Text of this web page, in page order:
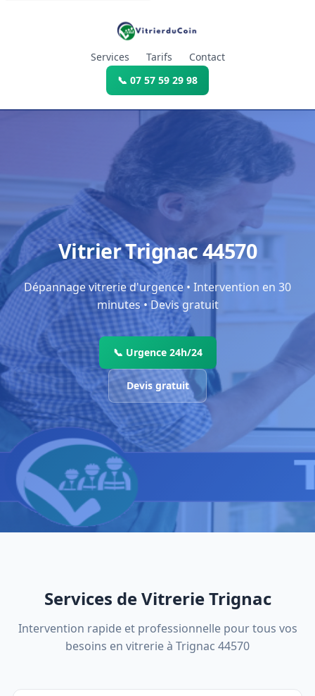
Services Tarifs
Contact
📞 07 57 59 29 98
Vitrier Trignac 44570
Dépannage vitrerie d'urgence • Intervention en 30
minutes • Devis gratuit
📞 Urgence 24h/24
Devis gratuit
Services de Vitrerie Trignac
Intervention rapide et professionnelle pour tous vos
besoins en vitrerie à Trignac 44570